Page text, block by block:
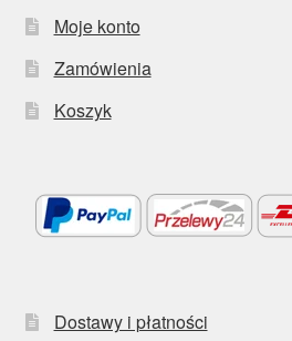
Moje konto
Zamówienia
Koszyk
Dostawy i płatności